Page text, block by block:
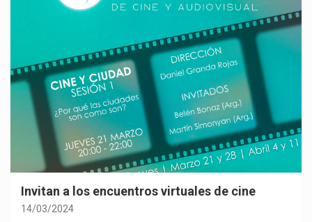
Invitan a los encuentros virtuales de cine
14/03/2024